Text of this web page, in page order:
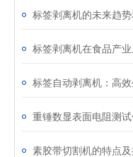
标签剥离机在食品产
重锤数显表面电阻测
素胶带切割机的特点